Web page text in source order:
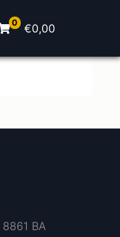
0 €0,00
BA